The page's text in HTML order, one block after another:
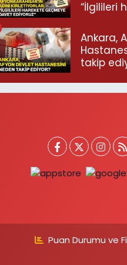
“İlgilileri
ediyoruz”
Ankara,
takip
Puan Durumu ve